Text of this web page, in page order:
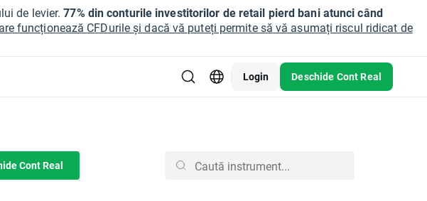
de levier.77% din conturile investitorilor de retail pierd bani atunci când
funcționează CFDurile și dacă vă puteți permite să vă asumați riscul ridicat de
Login Deschide Cont Real
Cont Real